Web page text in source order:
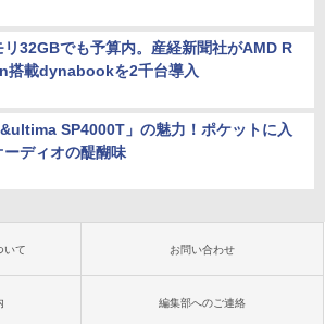
リ32GBでも予算内。産経新聞社がAMD R
搭載dynabookを2千台導入
SP4000T」の魅力！ポケットに入
ーディオの醍醐味
いて お問い合わせ
編集部へのご連絡